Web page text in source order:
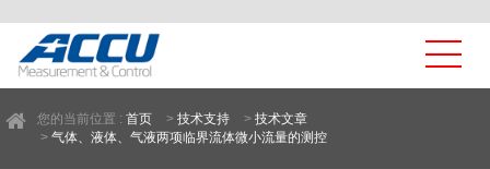
您的当前位置 : 首页 > 技术支持 > 技术文章
> 气体、液体、气液两项临界流体微小流量的测控